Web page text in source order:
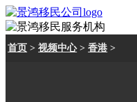
首页 >视频中心>香港 >